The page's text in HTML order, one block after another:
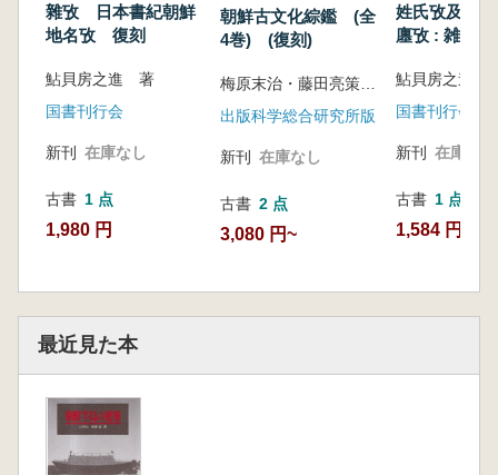
雜攷 日本書紀朝鮮
地名攷 復刻
鮎貝房之進 著
国書刊行会
新刊 在庫なし
古書 1 点
1,980 円
朝鮮古文化綜鑑 (全
4巻) (復刻)
出版科学総合研究所版
新刊 在庫なし
古書 2 点
3,080 円~
姓氏攷及族
廛攷 : 雑攷
鮎貝房之進
国書刊行会
新刊 在庫なし
古書 1 点
1,584 円
最近見た本